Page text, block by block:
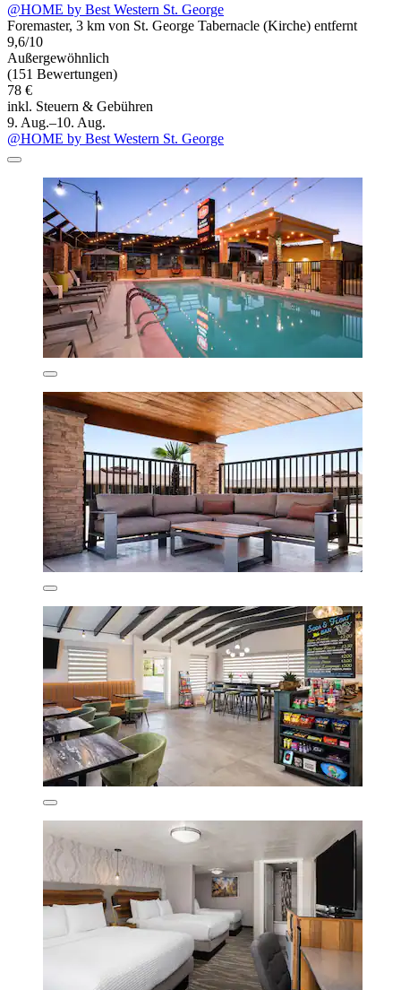
@HOME by Best Western St. George
Foremaster, 3 km von St. George Tabernacle (Kirche) entfernt
9,6/10
Außergewöhnlich
(151 Bewertungen)
78 €
inkl. Steuern & Gebühren
9. Aug.–10. Aug.
@HOME by Best Western St. George